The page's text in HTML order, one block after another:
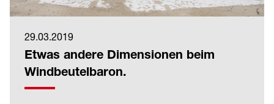
29.03.2019
Etwas andere Dimensionen beim
Windbeutelbaron.